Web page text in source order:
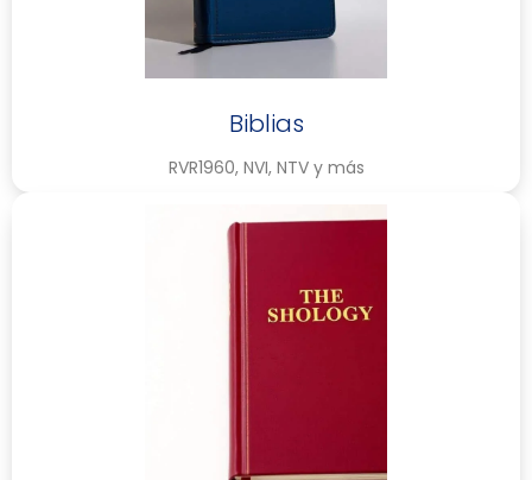
Biblias
RVR1960, NVI, NTV y más